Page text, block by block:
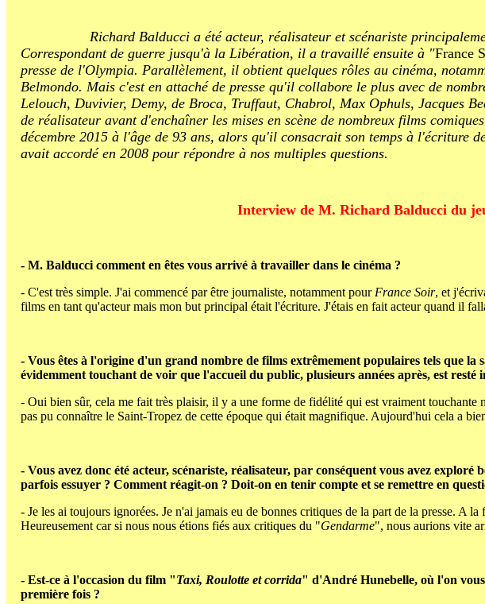
Richard Balducci a été acteur, réalisateur et scénariste
Correspondant de guerre jusqu'à la Libération, il a travaillé ensuite à "France
presse de l'Olympia. Parallèlement, il obtient quelques rôles au cinéma,
Belmondo. Mais c'est en attaché de presse qu'il collabore le plus avec de
Lelouch, Duvivier, Demy, de Broca, Truffaut, Chabrol, Max Ophuls, Jacques
de réalisateur avant d'enchaîner les mises en scène de nombreux films
décembre 2015 à l'âge de 93 ans, alors qu'il consacrait son temps à l'écriture
avait accordé en 2008 pour répondre à nos multiples questions.
Interview de M. Richard Balducci du
- M. Balducci comment en êtes vous arrivé à travailler dans le cinéma ?
- C'est très simple. J'ai commencé par être journaliste, notamment pour France Soir, et
films en tant qu'acteur mais mon but principal était l'écriture. J'étais en fait acteur quand il
- Vous êtes à l'origine d'un grand nombre de films extrêmement populaires tels que la
évidemment touchant de voir que l'accueil du public, plusieurs années après, est resté
- Oui bien sûr, cela me fait très plaisir, il y a une forme de fidélité qui est vraiment touchante
pas pu connaître le Saint-Tropez de cette époque qui était magnifique. Aujourd'hui cela a
- Vous avez donc été acteur, scénariste, réalisateur, par conséquent vous avez
parfois essuyer ? Comment réagit-on ? Doit-on en tenir compte et se remettre en
- Je les ai toujours ignorées. Je n'ai jamais eu de bonnes critiques de la part de la presse. A
Heureusement car si nous nous étions fiés aux critiques du "Gendarme", nous aurions vite
- Est-ce à l'occasion du film "Taxi, Roulotte et corrida" d'André Hunebelle, où l'on
première fois ?